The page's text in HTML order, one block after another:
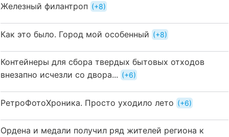
Железный филантроп +8
Как это было. Город мой особенный +8
Контейнеры для сбора твердых бытовых отходов
внезапно исчезли со двора...
+6
РетроФотоХроника. Просто уходило лето +6
Ордена и медали получил ряд жителей региона к